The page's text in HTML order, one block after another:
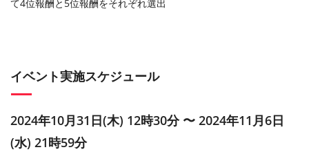
て4位報酬と5位報酬をそれぞれ選出
イベント実施スケジュール
2024年10月31日(木) 12時30分 〜 2024年11月6日
(水) 21時59分